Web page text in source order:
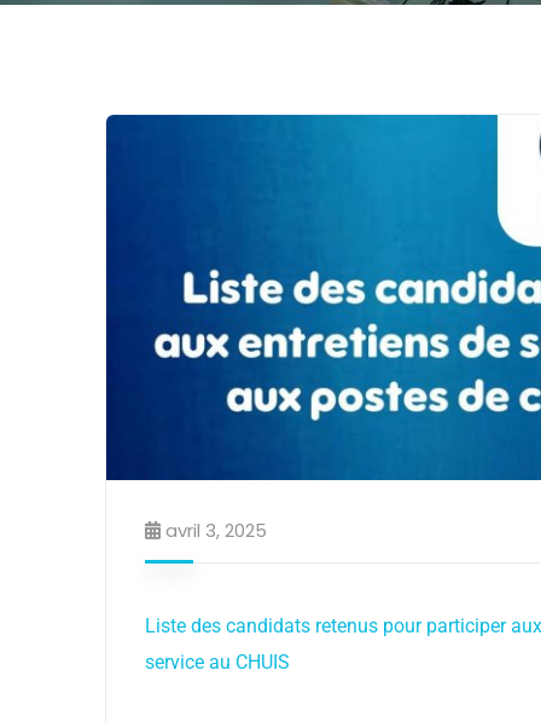
avril 3, 2025
Liste des candidats retenus pour participer
service au CHUIS